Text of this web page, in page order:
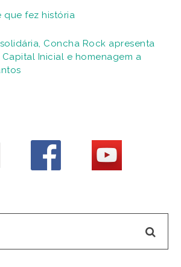
que fez história
Concha Rock apresenta
Inicial e homenagem a